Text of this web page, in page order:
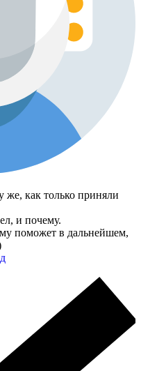
же, как только приняли
и почему.
поможет в дальнейшем,